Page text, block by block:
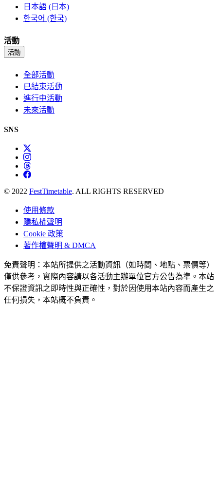
日本語 (日本)
한국어 (한국)
活動
活動
全部活動
已結束活動
進行中活動
未來活動
SNS
© 2022 FestTimetable. ALL RIGHTS RESERVED
使用條款
隱私權聲明
Cookie 政策
著作權聲明 & DMCA
免責聲明：本站所提供之活動資訊（如時間、地點、票價等）
僅供參考，實際內容請以各活動主辦單位官方公告為準。本站
不保證資訊之即時性與正確性，對於因使用本站內容而產生之
任何損失，本站概不負責。